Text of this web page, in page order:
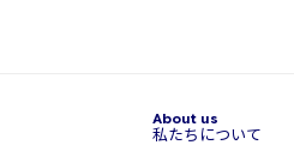
私たちについて